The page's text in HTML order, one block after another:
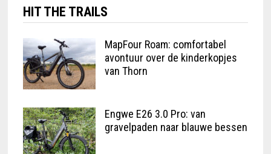
HIT THE TRAILS
MapFour Roam: comfortabel
avontuur over de kinderkopjes
van Thorn
Engwe E26 3.0 Pro: van
gravelpaden naar blauwe bessen